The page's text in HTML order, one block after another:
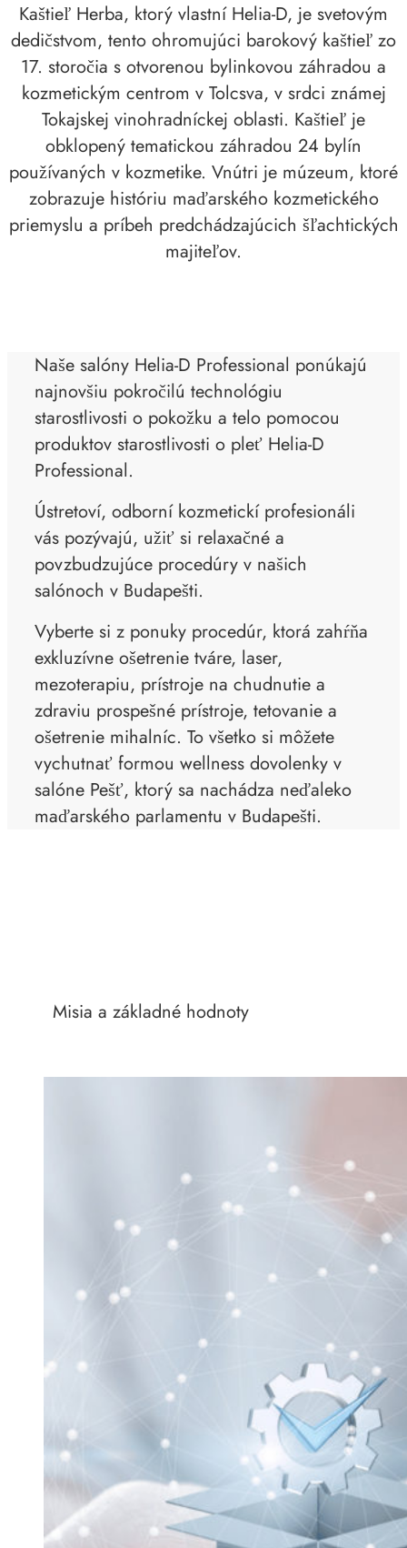
Kaštieľ Herba, ktorý vlastní Helia-D, je svetovým
dedičstvom, tento ohromujúci barokový kaštieľ zo
17. storočia s otvorenou bylinkovou záhradou a
kozmetickým centrom v Tolcsva, v srdci známej
Tokajskej vinohradníckej oblasti. Kaštieľ je
obklopený tematickou záhradou 24 bylín
používaných v kozmetike. Vnútri je múzeum, ktoré
zobrazuje históriu maďarského kozmetického
priemyslu a príbeh predchádzajúcich šľachtických
majiteľov.
Naše salóny Helia-D Professional ponúkajú
najnovšiu pokročilú technológiu
starostlivosti o pokožku a telo pomocou
produktov starostlivosti o pleť Helia-D
Professional.
Ústretoví, odborní kozmetickí profesionáli
vás pozývajú, užiť si relaxačné a
povzbudzujúce procedúry v našich
salónoch v Budapešti.
Vyberte si z ponuky procedúr, ktorá zahŕňa
exkluzívne ošetrenie tváre, laser,
mezoterapiu, prístroje na chudnutie a
zdraviu prospešné prístroje, tetovanie a
ošetrenie mihalníc. To všetko si môžete
vychutnať formou wellness dovolenky v
salóne Pešť, ktorý sa nachádza neďaleko
maďarského parlamentu v Budapešti.
Misia a základné hodnoty